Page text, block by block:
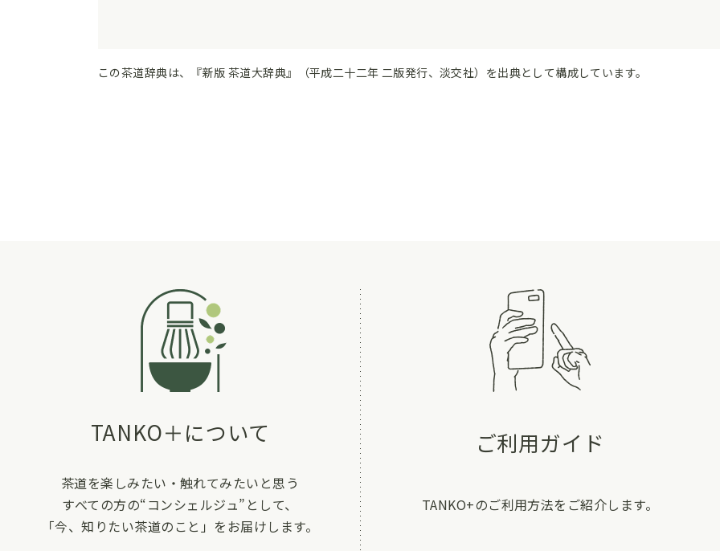
この茶道辞典は、『新版 茶道大辞典』（平成二十二年 二版発行、淡交社）を出典として構成しています。
TANKO＋について
茶道を楽しみたい・触れてみたいと思う
すべての方の“コンシェルジュ”として、
「今、知りたい茶道のこと」をお届けします。
ご利用ガイド
TANKO+のご利用方法をご紹介します。